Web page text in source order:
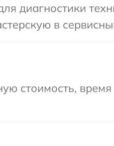
диагностики
в
стоимость,